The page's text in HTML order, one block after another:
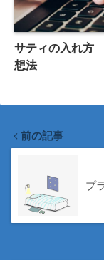
サティの入れ方
想法
前の記事
プ